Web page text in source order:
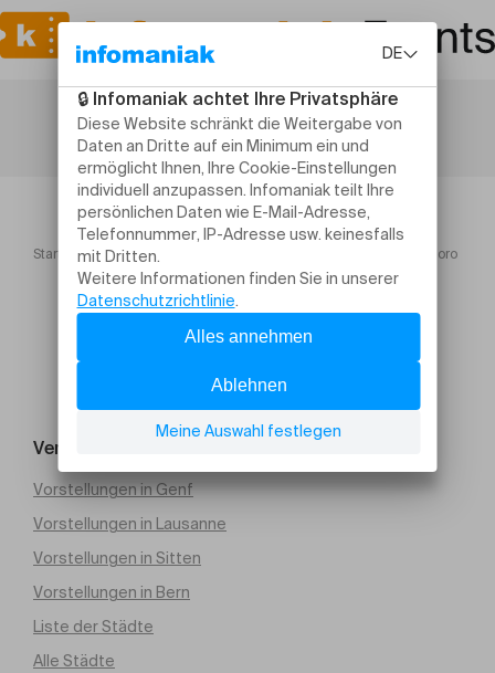
Startseite BAL DÎNATOIRE BULGARE : Dans les cercles du horo
Veranstaltung suchen
Vorstellungen in Genf
Vorstellungen in Lausanne
Vorstellungen in Sitten
Vorstellungen in Bern
Liste der Städte
Alle Städte